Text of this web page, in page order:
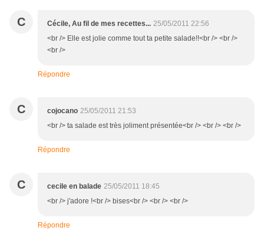
C Cécile, Au fil de mes recettes... 25/05/2011 22:56
<br /> Elle est jolie comme tout ta petite salade!!<br /> <br />
<br />
Répondre
C cojocano 25/05/2011 21:53
<br /> ta salade est très joliment présentée<br /> <br /> <br />
Répondre
C cecile en balade 25/05/2011 18:45
<br /> j'adore !<br /> bises<br /> <br /> <br />
Répondre